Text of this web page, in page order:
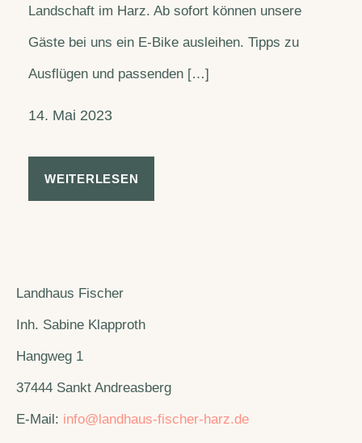
Landschaft im Harz. Ab sofort können unsere
Gäste bei uns ein E-Bike ausleihen. Tipps zu
Ausflügen und passenden […]
14. Mai 2023
WEITERLESEN
Landhaus Fischer
Inh. Sabine Klapproth
Hangweg 1
37444 Sankt Andreasberg
E-Mail: info@landhaus-fischer-harz.de